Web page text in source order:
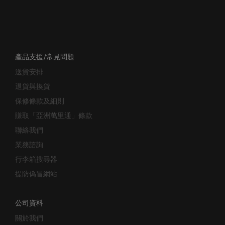
產品支援/常見問題
送貨安排
退貨與換貨
保修條款及細則
賺取「亞洲萬里通」條款
聯絡我們
業務諮詢
行李箱搜尋器
提防偽冒網站
公司資料
關於我們